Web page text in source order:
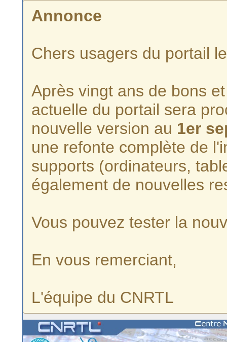
Annonce
Chers usagers du portail
Après vingt ans de bons
actuelle du portail sera
nouvelle version au 1er
une refonte complète de
supports (ordinateurs,
également de nouvelles
Vous pouvez tester la
En vous remerciant,
L'équipe du CNRTL